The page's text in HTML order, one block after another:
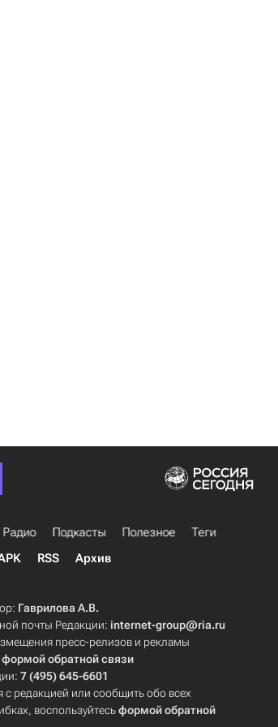
Радио Подкасты Полезное
Теги
RSS Архив
Гаврилова А.В.
почты Редакции:internet-group@ria.ru
пресс-релизов и рекламы
формой обратной связи
7 (495) 645-6601
с редакцией или сообщить обо всех
воспользуйтесьформой обратной